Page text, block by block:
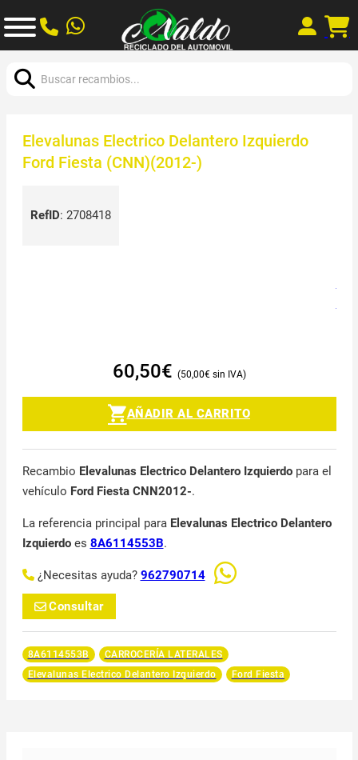
Elevalunas Electrico Delantero Izquierdo
Ford Fiesta (CNN)(2012-)
RefID: 2708418
60,50€ 50,00€
AÑADIR AL CARRITO
Recambio Elevalunas Electrico Delantero Izquierdopara el
vehículo Ford Fiesta CNN2012-.
La referencia principal para Elevalunas Electrico Delantero
Izquierdoes 8A6114553B.
¿Necesitas ayuda? 962790714
Consultar
8A6114553B
CARROCERÍA LATERALES
Elevalunas Electrico Delantero Izquierdo
Ford Fiesta